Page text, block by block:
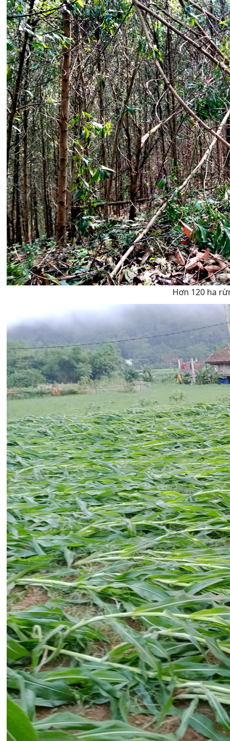
Hơn 120 ha